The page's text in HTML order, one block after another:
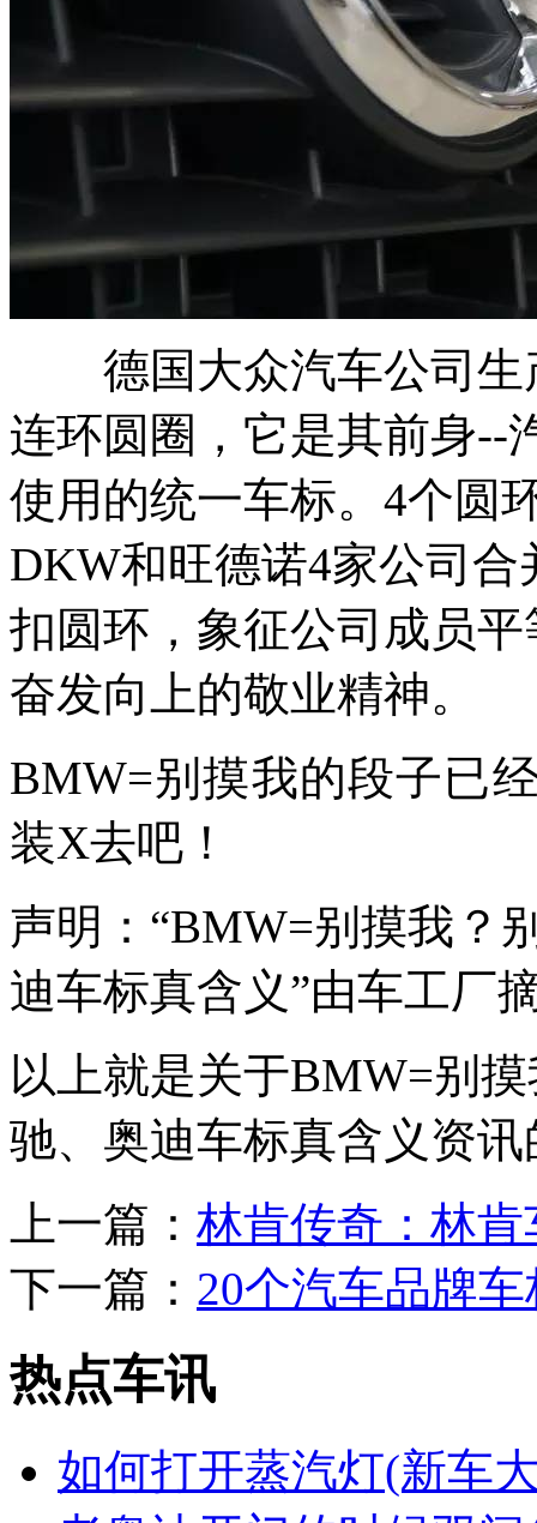
德国大众汽车公司生
连环圆圈，它是其前身--
使用的统一车标。4个圆
DKW和旺德诺4家公司
扣圆环，象征公司成员
奋发向上的敬业精神。
BMW=别摸我的段子已
装X去吧！
声明：“BMW=别摸我？
迪车标真含义”由车工厂
以上就是关于BMW=别
驰、奥迪车标真含义资
上一篇： 林肯传奇：林
下一篇： 20个汽车品牌
热点车讯
如何打开蒸汽灯(新车